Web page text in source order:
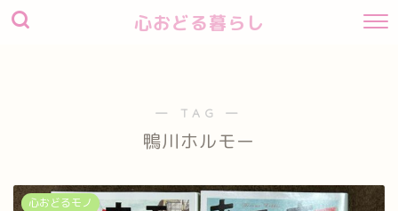
心おどる暮らし
― TAG ―
鴨川ホルモー
心おどるモノ